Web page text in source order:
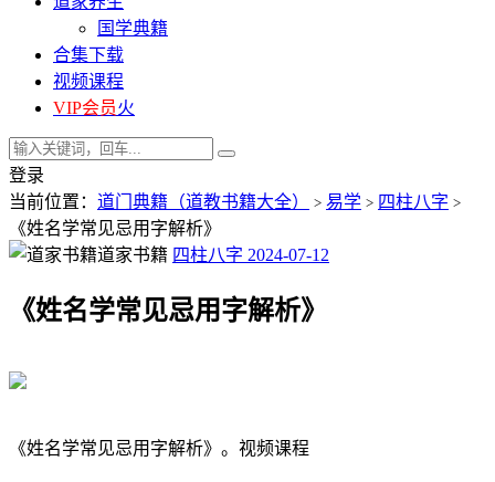
国学典籍
合集下载
视频课程
VIP会员火
登录
当前位置： 道门典籍（道教书籍大全） > 易学 > 四柱八字 >
《姓名学常见忌用字解析》
道家书籍 四柱八字 2024-07-12
《姓名学常见忌用字解析》
《姓名学常见忌用字解析》。视频课程